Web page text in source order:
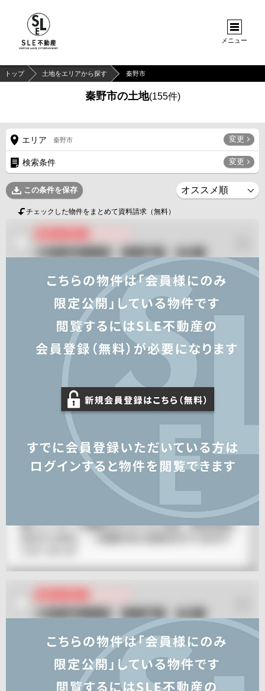
メニュー
トップ 土地をエリアから探す 秦野市
秦野市の土地(155件)
エリア 秦野市 変更
検索条件 変更
この条件を保存
チェックした物件をまとめて資料請求（無料）